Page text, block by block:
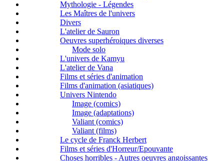
Mythologie - Légendes
Les Maîtres de l'univers
Divers
L'atelier de Sauron
Oeuvres superhéroiques diverses
Mode solo
L'univers de Kamyu
L'atelier de Vana
Films et séries d'animation
Films d'animation (asiatiques)
Univers Nintendo
Image (comics)
Image (adaptations)
Valiant (comics)
Valiant (films)
Le cycle de Franck Herbert
Films et séries d'Horreur/Epouvante
Choses horribles - Autres oeuvres angoissantes